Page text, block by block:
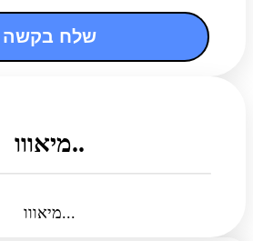
שלח בקשה
מיאווו..
מיאווו...